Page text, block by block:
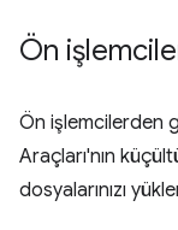
Ön
Ön işlemcilerden
Araçları'nın
dosyalarınızı